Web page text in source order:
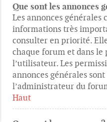
Que sont les annonces
Les annonces générales
informations très
consulter en priorité.
chaque forum et dans le
l’utilisateur. Les
annonces générales
l’administrateur du
Haut